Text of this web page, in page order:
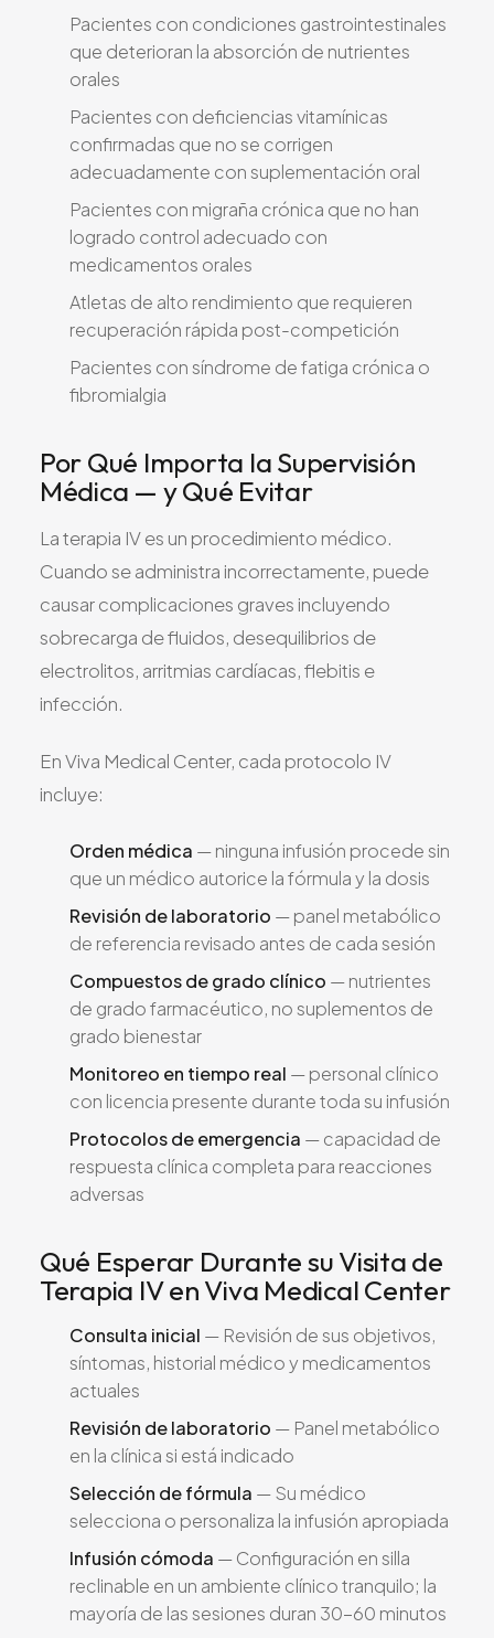
Pacientes con condiciones gastrointestinales
que deterioran la absorción de nutrientes
orales
Pacientes con deficiencias vitamínicas
confirmadas que no se corrigen
adecuadamente con suplementación oral
Pacientes con migraña crónica que no han
logrado control adecuado con
medicamentos orales
Atletas de alto rendimiento que requieren
recuperación rápida post-competición
Pacientes con síndrome de fatiga crónica o
fibromialgia
Por Qué Importa la Supervisión
Médica — y Qué Evitar
La terapia IV es un procedimiento médico.
Cuando se administra incorrectamente, puede
causar complicaciones graves incluyendo
sobrecarga de fluidos, desequilibrios de
electrolitos, arritmias cardíacas, flebitis e
infección.
En Viva Medical Center, cada protocolo IV
incluye:
Orden médica — ninguna infusión procede sin
que un médico autorice la fórmula y la dosis
Revisión de laboratorio — panel metabólico
de referencia revisado antes de cada sesión
Compuestos de grado clínico — nutrientes
de grado farmacéutico, no suplementos de
grado bienestar
Monitoreo en tiempo real — personal clínico
con licencia presente durante toda su infusión
Protocolos de emergencia — capacidad de
respuesta clínica completa para reacciones
adversas
Qué Esperar Durante su Visita de
Terapia IV en Viva Medical Center
Consulta inicial — Revisión de sus objetivos,
síntomas, historial médico y medicamentos
actuales
Revisión de laboratorio — Panel metabólico
en la clínica si está indicado
Selección de fórmula — Su médico
selecciona o personaliza la infusión apropiada
Infusión cómoda — Configuración en silla
reclinable en un ambiente clínico tranquilo; la
mayoría de las sesiones duran 30-60 minutos